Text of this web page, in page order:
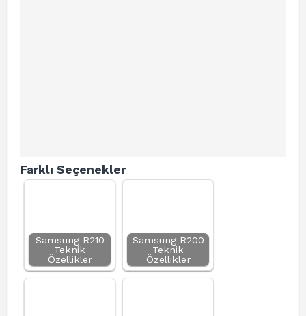
Farklı Seçenekler
Samsung R210
Teknik
Özellikler
Samsung R200
Teknik
Özellikler